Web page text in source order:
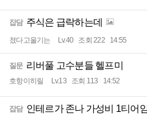
잡담 주식은 급락하는데
졌다고울기는 Lv.40 조회 222 14:55
질문 리버풀 고수분들 헬프미
호항이히릴 Lv.13 조회 113 14:52
잡담 인테르가 존나 가성비 1티어